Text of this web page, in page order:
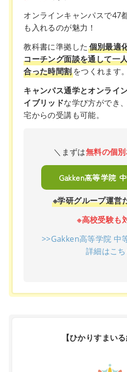
オンラインキャンパスで47
も入れるのが魅力！
教科書に準拠した 個別最適
コーチング面談を通して一
合った時間割をつくれます。
キャンパス通学とオンライ
イブリッドな学び方ができ
宅からの受講も可能。
＼まずは無料の個
Gakken高等学院
※学研グループ運営
※高校受験も
>>Gakken高等学院 中
詳細はこち
【ひかりすまいる